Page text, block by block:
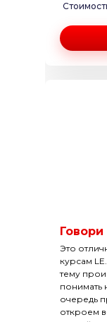
Это
курсам
тему
понимать
очередь
откроем